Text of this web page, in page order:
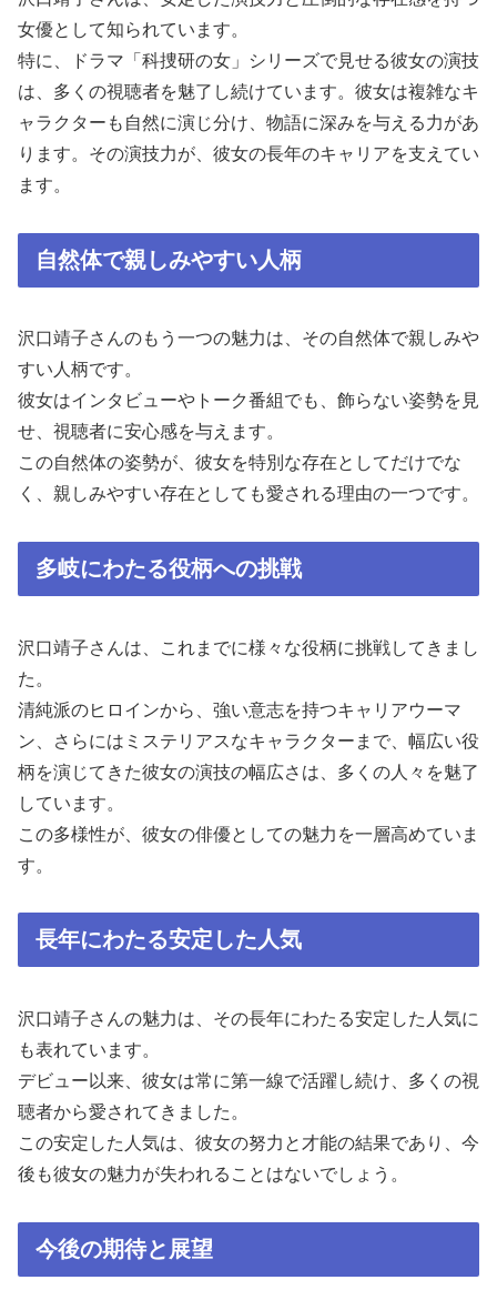
女優として知られています。
特に、ドラマ「科捜研の女」シリーズで見せる彼女の演技
は、多くの視聴者を魅了し続けています。彼女は複雑なキ
ャラクターも自然に演じ分け、物語に深みを与える力があ
ります。その演技力が、彼女の長年のキャリアを支えてい
ます。
自然体で親しみやすい人柄
沢口靖子さんのもう一つの魅力は、その自然体で親しみや
すい人柄です。
彼女はインタビューやトーク番組でも、飾らない姿勢を見
せ、視聴者に安心感を与えます。
この自然体の姿勢が、彼女を特別な存在としてだけでな
く、親しみやすい存在としても愛される理由の一つです。
多岐にわたる役柄への挑戦
沢口靖子さんは、これまでに様々な役柄に挑戦してきまし
た。
清純派のヒロインから、強い意志を持つキャリアウーマ
ン、さらにはミステリアスなキャラクターまで、幅広い役
柄を演じてきた彼女の演技の幅広さは、多くの人々を魅了
しています。
この多様性が、彼女の俳優としての魅力を一層高めていま
す。
長年にわたる安定した人気
沢口靖子さんの魅力は、その長年にわたる安定した人気に
も表れています。
デビュー以来、彼女は常に第一線で活躍し続け、多くの視
聴者から愛されてきました。
この安定した人気は、彼女の努力と才能の結果であり、今
後も彼女の魅力が失われることはないでしょう。
今後の期待と展望